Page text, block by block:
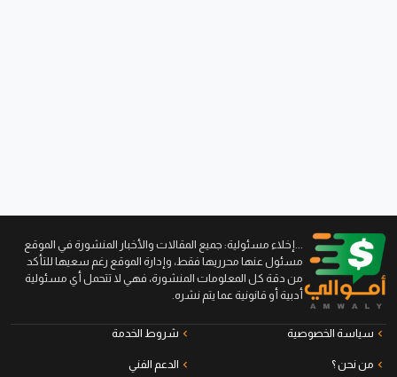
...إخلاء مسئولية: جميع المقالات والأخبار المنشورة في الموقع
مسئول عنها محرريها فقط، وإدارة الموقع رغم سعيها للتأكد
من دقة كل المعلومات المنشورة، فهي لا تتحمل أي مسئولية
أدبية أو قانونية عما يتم نشره.
سياسة الخصوصية شروط الخدمة
من نحن ؟ الدعم الفني